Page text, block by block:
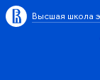
Высшая школа